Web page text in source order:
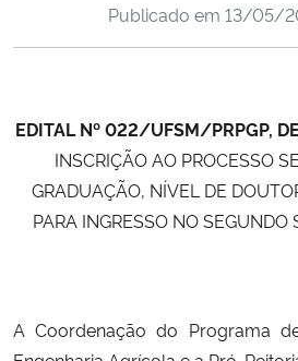
Ministério da Cidadania
Ministério de Minas e Energia
Ministério da Ciência, Tecnologia, Inovações e
Publicado em 13/05/
EDITAL Nº 022/UFSM/PRPGP,
INSCRIÇÃO AO PROCESSO
GRADUAÇÃO, NÍVEL DE
PARA INGRESSO NO SEGUNDO
A Coordenação do Programa